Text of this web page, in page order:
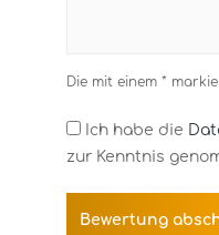
Die mit einem *
Ich habe die
zur Kenntnis
Bewertung